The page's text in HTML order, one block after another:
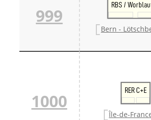
999
RBS /
Bern -
1000
RER C+E
Île-de-